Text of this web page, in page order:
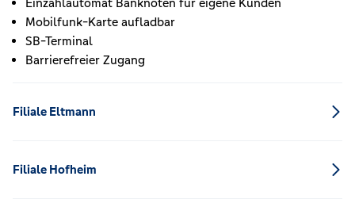
Mobilfunk-Karte aufladbar
SB-Terminal
Barrierefreier Zugang
Filiale Eltmann
Filiale Hofheim